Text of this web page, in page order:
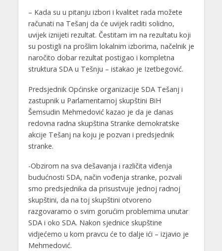
– Kada su u pitanju izbori i kvalitet rada možete
računati na Tešanj da će uvijek raditi solidno,
uvijek iznijeti rezultat. Čestitam im na rezultatu koji
su postigli na prošlim lokalnim izborima, načelnik je
naročito dobar rezultat postigao i kompletna
struktura SDA u Tešnju – istakao je Izetbegović.
Predsjednik Općinske organizacije SDA Tešanj i
zastupnik u Parlamentarnoj skupštini BiH
Šemsudin Mehmedović kazao je da je danas
redovna radna skupština Stranke demokratske
akcije Tešanj na koju je pozvan i predsjednik
stranke.
-Obzirom na sva dešavanja i različita viđenja
budućnosti SDA, način vođenja stranke, pozvali
smo predsjednika da prisustvuje jednoj radnoj
skupštini, da na toj skupštini otvoreno
razgovaramo o svim gorućim problemima unutar
SDA i oko SDA. Nakon sjednice skupštine
vidjećemo u kom pravcu će to dalje ići – izjavio je
Mehmedović.